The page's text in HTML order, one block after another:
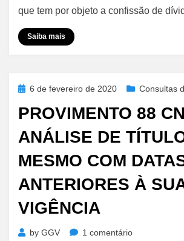
Bancário
que tem por objeto a confissão de
Saiba mais
Posted
6 de fevereiro de 2020 Consultas
PROVIMENTO 88
ANÁLISE DE
MESMO COM
ANTERIORES À
VIGÊNCIA
by GGV 1 comentárioem